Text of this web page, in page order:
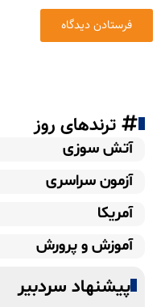
ترندهای روز
آتش سوزی
آزمون سراسری
آمریکا
آموزش و پرورش
پیشنهاد سردبیر